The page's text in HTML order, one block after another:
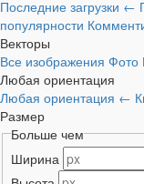
Последние загрузки ←
популярности
Векторы
Все изображения Фото
Любая ориентация
Любая ориентация ←
Размер
Больше чем
Ширина